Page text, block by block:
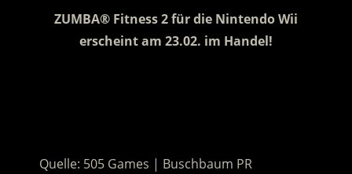
ZUMBA® Fitness 2 für die Nintendo Wii
erscheint am 23.02. im Handel!
Quelle: 505 Games | Buschbaum PR